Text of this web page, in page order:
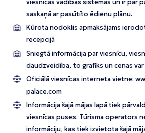
saskaņā ar pasūtīto ēdienu plānu.
Kūrota nodoklis apmaksājams
recepcijā
Sniegtā informācija par viesnīcu,
daudzveidība, to grafiks un cenas
Oficiālā viesnīcas interneta vietne:
palace.com
Informācija šajā mājas lapā tiek
viesnīcas puses. Tūrisma operators
informāciju, kas tiek izvietota šajā